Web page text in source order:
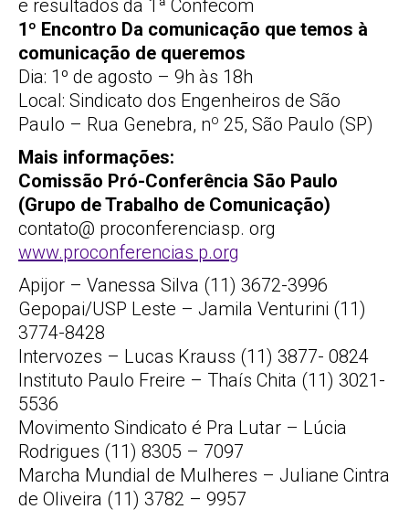
e resultados da 1ª Confecom
1º Encontro Da comunicação que temos à
comunicação de queremos
Dia: 1º de agosto – 9h às 18h
Local: Sindicato dos Engenheiros de São
Paulo – Rua Genebra, no 25, São Paulo (SP)
Mais informações:
Comissão Pró-Conferência São Paulo
(Grupo de Trabalho de Comunicação)
contato@ proconferenciasp. org
www.proconferencias p.org
Apijor – Vanessa Silva (11) 3672-3996
Gepopai/USP Leste – Jamila Venturini (11)
3774-8428
Intervozes – Lucas Krauss (11) 3877- 0824
Instituto Paulo Freire – Thaís Chita (11) 3021-
5536
Movimento Sindicato é Pra Lutar – Lúcia
Rodrigues (11) 8305 – 7097
Marcha Mundial de Mulheres – Juliane Cintra
de Oliveira (11) 3782 – 9957